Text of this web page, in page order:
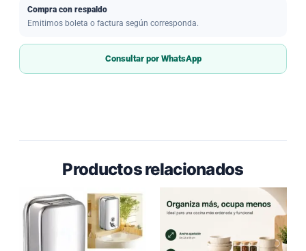
Compra con respaldo
Emitimos boleta o factura según corresponda.
Consultar por WhatsApp
Productos relacionados